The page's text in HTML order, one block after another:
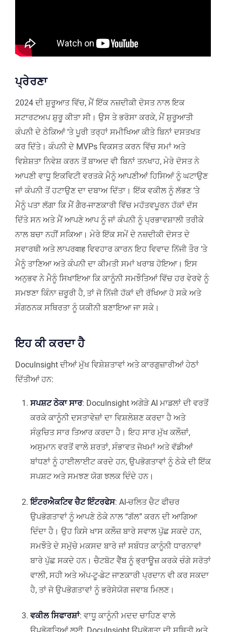
ਪ੍ਰੇਰਣਾ
2024 ਦੀ ਸ਼ੁਰੂਆਤ ਵਿੱਚ, ਮੈਂ ਇੱਕ ਨਜ਼ਦੀਕੀ ਦੋਸਤ ਨਾਲ ਇਕ
ਸਟਾਰਟਅਪ ਸ਼ੁਰੂ ਕੀਤਾ ਸੀ। ਉਸ ਤੇ ਭਰੋਸਾ ਕਰਕੇ, ਮੈਂ ਸ਼ੁਰੂਆਤੀ
ਕੰਪਨੀ ਦੇ ਠੇਕਿਆਂ ‘ਤੇ ਪੂਰੀ ਤਰ੍ਹਾਂ ਸਮੀਖਿਆ ਕੀਤੇ ਬਿਨਾਂ ਦਸਤਖਤ
ਕਰ ਦਿੱਤੇ। ਕੰਪਨੀ ਦੇ MVPs ਵਿਕਸਤ ਕਰਨ ਵਿੱਚ ਸਮਾਂ ਅਤੇ
ਵਿਸ਼ੇਸ਼ਤਾ ਨਿਵੇਸ਼ ਕਰਨ ਤੋਂ ਬਾਅਦ ਵੀ ਬਿਨਾਂ ਤਨਖਾਹ, ਮੇਰੇ ਦੋਸਤ ਨੇ
ਆਪਣੀ ਵਾਧੂ ਇਕਵਿਟੀ ਵਰਤਕੇ ਮੈਨੂੰ ਆਪਣੀਆਂ ਹਿਸਿਆਂ ਨੂੰ ਘਟਾਉਣ
ਜਾਂ ਕੰਪਨੀ ਤੋਂ ਹਟਾਉਣ ਦਾ ਦਬਾਅ ਦਿੱਤਾ। ਇੱਕ ਵਕੀਲ ਨੂੰ ਲੱਭਣ ‘ਤੇ
ਮੈਨੂੰ ਪਤਾ ਲੱਗਾ ਕਿ ਮੈਂ ਗੈਰ-ਜਾਣਕਾਰੀ ਵਿੱਚ ਮਹੱਤਵਪੂਰਨ ਹੱਕਾਂ ਦੱਸ
ਦਿੱਤੇ ਸਨ ਅਤੇ ਮੈਂ ਆਪਣੇ ਆਪ ਨੂੰ ਜਾਂ ਕੰਪਨੀ ਨੂੰ ਪ੍ਰਭਾਵਸ਼ਾਲੀ ਤਰੀਕੇ
ਨਾਲ ਬਚਾ ਨਹੀਂ ਸਕਿਆ। ਮੇਰੇ ਇੱਕ ਸਮੇਂ ਦੇ ਨਜ਼ਦੀਕੀ ਦੋਸਤ ਦੇ
ਸਵਾਰਥੀ ਅਤੇ ਲਾਪਰवाह ਵਿਵਹਾਰ ਕਾਰਨ ਇਹ ਵਿਵਾਦ ਨਿੱਜੀ ਤੌਰ ‘ਤੇ
ਮੈਨੂੰ ਤਾਣਿਆ ਅਤੇ ਕੰਪਨੀ ਦਾ ਕੀਮਤੀ ਸਮਾਂ ਖਰਾਬ ਹੋਇਆ। ਇਸ
ਅਨੁਭਵ ਨੇ ਮੈਨੂੰ ਸਿਖਾਇਆ ਕਿ ਕਾਨੂੰਨੀ ਸਮਝੌਤਿਆਂ ਵਿੱਚ ਹਰ ਵੇਰਵੇ ਨੂੰ
ਸਮਝਣਾ ਕਿੰਨਾ ਜ਼ਰੂਰੀ ਹੈ, ਤਾਂ ਜੋ ਨਿੱਜੀ ਹੱਕਾਂ ਦੀ ਰੱਖਿਆ ਹੋ ਸਕੇ ਅਤੇ
ਸੰਗਠਨਕ ਸਥਿਰਤਾ ਨੂੰ ਯਕੀਨੀ ਬਣਾਇਆ ਜਾ ਸਕੇ।
ਇਹ ਕੀ ਕਰਦਾ ਹੈ
DocuInsight ਦੀਆਂ ਮੁੱਖ ਵਿਸ਼ੇਸ਼ਤਾਵਾਂ ਅਤੇ ਕਾਰਗੁਜ਼ਾਰੀਆਂ ਹੇਠਾਂ
ਦਿੱਤੀਆਂ ਹਨ:
ਸਪਸ਼ਟ ਠੇਕਾ ਸਾਰ: DocuInsight ਅਗੇੜੇ AI ਮਾਡਲਾਂ ਦੀ ਵਰਤੋਂ
ਕਰਕੇ ਕਾਨੂੰਨੀ ਦਸਤਾਵੇਜ਼ਾਂ ਦਾ ਵਿਸ਼ਲੇਸ਼ਣ ਕਰਦਾ ਹੈ ਅਤੇ
ਸੰਕੁਚਿਤ ਸਾਰ ਤਿਆਰ ਕਰਦਾ ਹੈ। ਇਹ ਸਾਰ ਮੁੱਖ ਕਲੌਜ਼ਾਂ,
ਅਸੁਮਾਨ ਵਰਤੋਂ ਵਾਲੇ ਸ਼ਰਤਾਂ, ਸੰਭਾਵਤ ਜੋਖਮਾਂ ਅਤੇ ਵੱਡੀਆਂ
ਬਾਂਧਣਾਂ ਨੂੰ ਹਾਈਲਾਈਟ ਕਰਦੇ ਹਨ, ਉਪਭੋਗਤਾਵਾਂ ਨੂੰ ਠੇਕੇ ਦੀ ਇੱਕ
ਸਪਸ਼ਟ ਅਤੇ ਸਮਝਣ ਯੋਗ ਝਲਕ ਦਿੰਦੇ ਹਨ।
ਇੰਟਰਐਕਟਿਵ ਚੈਟ ਇੰਟਰਫੇਸ: AI-ਚਲਿਤ ਚੈਟ ਫੀਚਰ
ਉਪਭੋਗਤਾਵਾਂ ਨੂੰ ਆਪਣੇ ਠੇਕੇ ਨਾਲ “ਗੱਲ” ਕਰਨ ਦੀ ਆਗਿਆ
ਦਿੰਦਾ ਹੈ। ਉਹ ਕਿਸੇ ਖਾਸ ਕਲੌਜ਼ ਬਾਰੇ ਸਵਾਲ ਪੁੱਛ ਸਕਦੇ ਹਨ,
ਸਮਝੌਤੇ ਦੇ ਸਮੁੱਚੇ ਮਕਸਦ ਬਾਰੇ ਜਾਂ ਸਬੰਧਤ ਕਾਨੂੰਨੀ ਧਾਰਨਾਵਾਂ
ਬਾਰੇ ਪੁੱਛ ਸਕਦੇ ਹਨ। ਚੈਟਬੋਟ ਵੈੱਬ ਨੂੰ ਭ੍ਰਾਊਜ਼ ਕਰਕੇ ਚੰਗੇ ਸਰੋਤਾਂ
ਵਾਲੀ, ਸਹੀ ਅਤੇ ਅੱਪ-ਟੂ-ਡੇਟ ਜਾਣਕਾਰੀ ਪ੍ਰਦਾਨ ਵੀ ਕਰ ਸਕਦਾ
ਹੈ, ਤਾਂ ਜੋ ਉਪਭੋਗਤਾਵਾਂ ਨੂੰ ਭਰੋਸੇਯੋਗ ਜਵਾਬ ਮਿਲਣ।
ਵਕੀਲ ਸਿਫਾਰਸ਼ਾਂ: ਵਾਧੂ ਕਾਨੂੰਨੀ ਮਦਦ ਚਾਹਿਣ ਵਾਲੇ